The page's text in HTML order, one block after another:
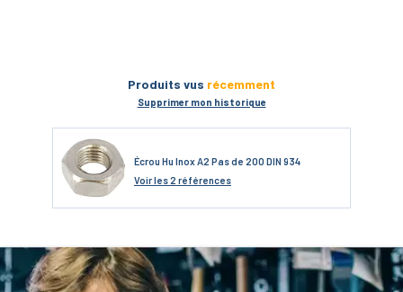
Produits vus récemment
Supprimer mon historique
Écrou Hu Inox A2 Pas de 200 DIN 934
Voirles 2 références